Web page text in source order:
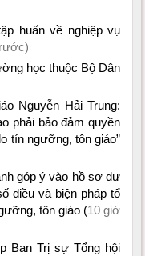
huấn về nghiệp vụ
học thuộc Bộ Dân
Nguyễn Hải Trung:
phải bảo đảm quyền
tín ngưỡng, tôn giáo”
góp ý vào hồ sơ dự
điều và biện pháp tổ
tôn giáo (10 giờ
Ban Trị sự Tổng hội